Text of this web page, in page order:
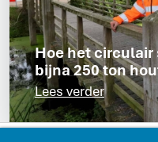
Hoe het circulair
bijna 250 ton
Lees verder